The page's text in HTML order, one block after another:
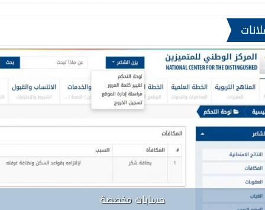
حسابات مخصصة